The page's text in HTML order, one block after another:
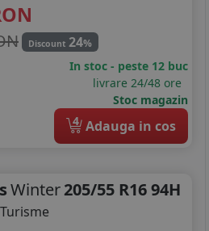
Discount 24%
In stoc - peste 12 buc
livrare 24/48 ore
Stoc magazin
4 Adauga in cos
Winter205/55 R16 94H
Turisme